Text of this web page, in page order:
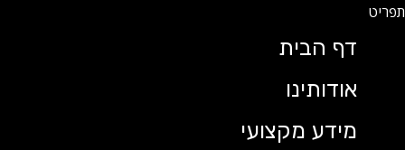
דף הבית
אודותינו
מידע מקצועי